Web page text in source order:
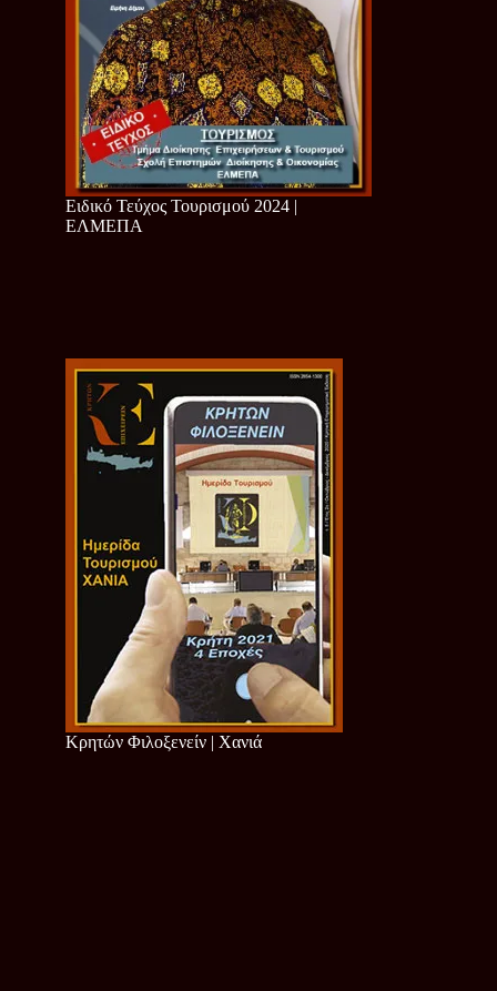
Ειδικό Τεύχος Τουρισμού 2024 |
ΕΛΜΕΠΑ
Κρητών Φιλοξενείν | Χανιά